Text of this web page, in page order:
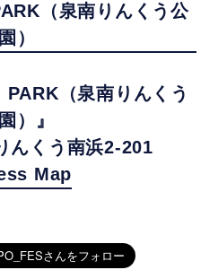
（泉南りんくう公
園）
PARK（泉南りんくう
）』
んくう南浜2-201
Map